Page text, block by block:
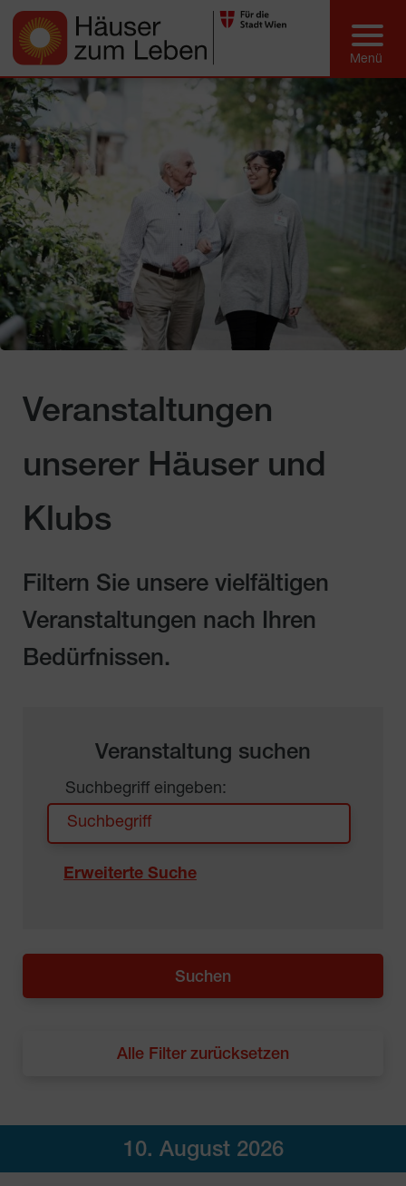
Veranstaltungen
unserer Häuser und
Klubs
Filtern Sie unsere vielfältigen
Veranstaltungen nach Ihren
Bedürfnissen.
Veranstaltung suchen
Suchbegriff eingeben:
Erweiterte Suche
Alle Filter zurücksetzen
10. August 2026